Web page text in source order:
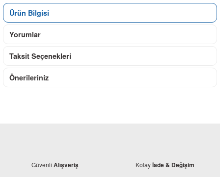
Ürün Bilgisi
Yorumlar
Taksit Seçenekleri
Önerileriniz
Güvenli Alışveriş Kolayİade & Değişim